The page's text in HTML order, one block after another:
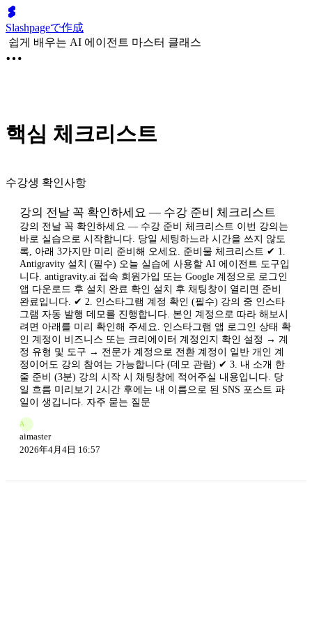
Slashpageで作成
쉽게 배우는 AI 에이전트 마스터 클래스
핵심 체크리스트
수강생 확인사항
강의 전날 꼭 확인하세요 — 수강 준비 체크리스트
강의 전날 꼭 확인하세요 — 수강 준비 체크리스트 이번 강의는
바로 실습으로 시작합니다. 당일 세팅하느라 시간을 쓰지 않도
록, 아래 3가지만 미리 준비해 오세요. 준비물 체크리스트 ✔ 1.
Antigravity 설치 (필수) 오늘 실습에 사용할 AI 에이전트 도구입
니다. antigravity.ai 접속 회원가입 또는 Google 계정으로 로그인
앱 다운로드 후 설치 완료 확인 설치 후 채팅창이 열리면 준비
완료입니다. ✔ 2. 인스타그램 계정 확인 (필수) 강의 중 인스타
그램 자동 발행 데모를 진행합니다. 본인 계정으로 따라 해보시
려면 아래를 미리 확인해 주세요. 인스타그램 앱 로그인 상태 확
인 계정이 비즈니스 또는 크리에이터 계정인지 확인 설정 → 계
정 유형 및 도구 → 전문가 계정으로 전환 계정이 일반 개인 계
정이어도 강의 참여는 가능합니다 (데모 관람) ✔ 3. 내 소개 한
줄 준비 (3분) 강의 시작 시 채팅창에 적어주실 내용입니다. 당
일 흐름 미리보기 2시간 후에는 내 이름으로 된 SNS 포스트 파
일이 생깁니다. 자주 묻는 질문
A
aimaster
2026年4月4日 16:57